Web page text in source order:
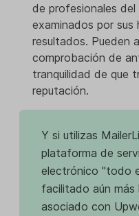
de profesionales del
examinados por
resultados. Pueden
comprobación de
tranquilidad de que
reputación.
Y si utilizas
plataforma de
electrónico "todo
facilitado aún más
asociado con